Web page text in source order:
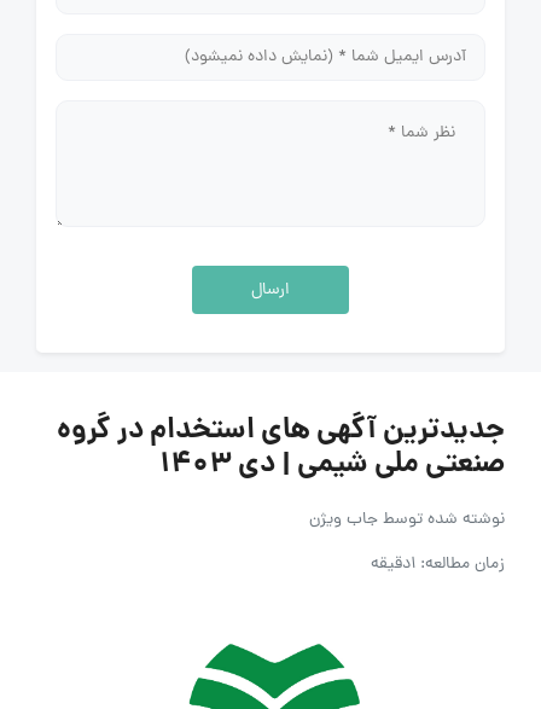
ارسال
جدیدترین آگهی های استخدام در گروه
صنعتی ملی شیمی | دی ۱۴۰۳
نوشته شده توسطجاب ویژن
زمان مطالعه: 1دقیقه